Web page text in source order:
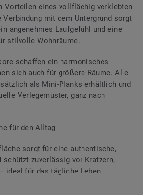
Vorteilen eines vollflächig verklebten
Verbindung mit dem Untergrund sorgt
angenehmes Laufgefühl und eine
stilvolle Wohnräume.
schaffen ein harmonisches
sich auch für größere Räume. Alle
als Mini-Planks erhältlich und
Verlegemuster, ganz nach
für den Alltag
sorgt für eine authentische,
schützt zuverlässig vor Kratzern,
ideal für das tägliche Leben.